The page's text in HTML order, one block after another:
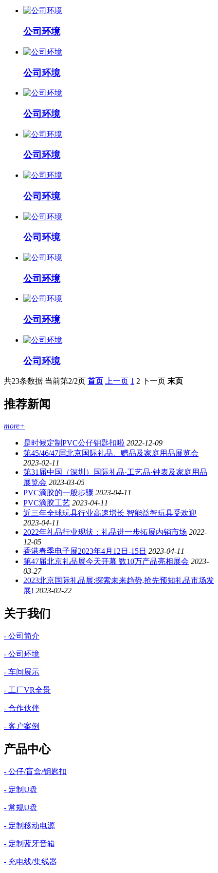
公司环境
公司环境
公司环境
公司环境
公司环境
公司环境
公司环境
公司环境
公司环境
共23条数据 当前第2/2页 首页 上一页 1 2 下一页 末页
推荐新闻
more+
是时候定制PVC公仔钥匙扣啦 2022-12-09
第45/46/47届北京国际礼品、赠品及家庭用品展览会
2023-02-11
第31届中国（深圳）国际礼品·工艺品·钟表及家庭用品
展览会 2023-03-05
PVC滴胶的一般步骤 2023-04-11
PVC滴胶工艺 2023-04-11
近三年全球玩具行业高速增长 智能益智玩具受欢迎
2023-04-11
2022年礼品行业现状：礼品进一步拓展内销市场 2022-
12-05
香港春季电子展2023年4月12日-15日 2023-04-11
第47届北京礼品展今天开幕 数10万产品亮相展会 2023-
03-27
2023北京国际礼品展:探索未来趋势,抢先预知礼品市场发
展! 2023-02-22
关于我们
- 公司简介
- 公司环境
- 车间展示
- 工厂VR全景
- 合作伙伴
- 客户案例
产品中心
- 公仔/盲盒/钥匙扣
- 定制U盘
- 常规U盘
- 定制移动电源
- 定制蓝牙音箱
- 充电线/集线器